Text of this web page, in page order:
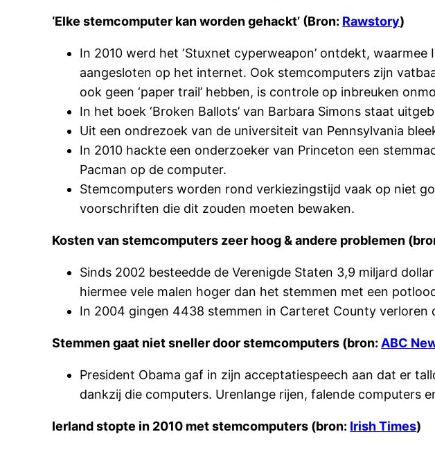
‘Elke stemcomputer kan worden gehackt’ (Bron: Rawstory)
In 2010 werd het ‘Stuxnet cyperweapon’ ontdekt,
aangesloten op het internet. Ook stemcomputers zijn
ook geen ‘paper trail’ hebben, is controle op inbreuken
In het boek ‘Broken Ballots’ van Barbara Simons staat
Uit een ondrezoek van de universiteit van Pennsylvania
In 2010 hackte een onderzoeker van Princeton een
Pacman op de computer.
Stemcomputers worden rond verkiezingstijd vaak op niet
voorschriften die dit zouden moeten bewaken.
Kosten van stemcomputers zeer hoog & andere problemen
Sinds 2002 besteedde de Verenigde Staten 3,9 miljard
hiermee vele malen hoger dan het stemmen met een
In 2004 gingen 4438 stemmen in Carteret County verloren
Stemmen gaat niet sneller door stemcomputers (bron: ABC
President Obama gaf in zijn acceptatiespeech aan dat er
dankzij die computers. Urenlange rijen, falende computers
Ierland stopte in 2010 met stemcomputers (bron: Irish Times)